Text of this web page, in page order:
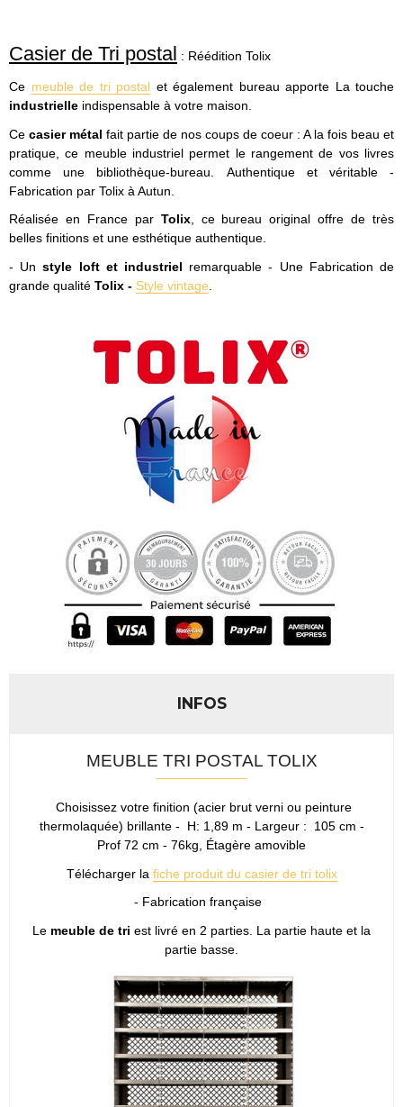
Casier de Tri postal : Réédition Tolix
Ce meuble de tri postal et également bureau apporte La touche
industrielle indispensable à votre maison.
Ce casier métal fait partie de nos coups de coeur : A la fois beau et
pratique, ce meuble industriel permet le rangement de vos livres
comme une bibliothèque-bureau. Authentique et véritable -
Fabrication par Tolix à Autun.
Réalisée en France par Tolix, ce bureau original offre de très
belles finitions et une esthétique authentique.
- Unstyle loft et industriel remarquable - Une Fabrication de
grande qualité Tolix - Style vintage
INFOS
MEUBLE TRI POSTAL TOLIX
Choisissez votre finition (acier brut verni ou peinture
thermolaquée) brillante - H: 1,89 m - Largeur : 105 cm -
Prof 72 cm - 76kg, Étagère amovible
Télécharger la fiche produit du casier de tri tolix
- Fabrication française
Le meuble de tri est livré en 2 parties. La partie haute et la
partie basse.